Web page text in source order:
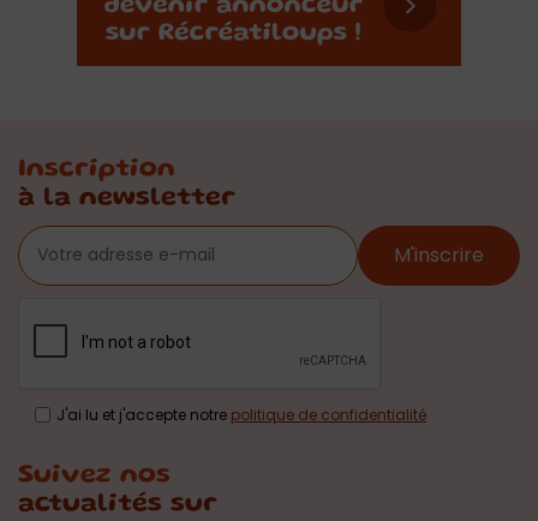
Inscription
à la newsletter
M'inscrire
J'ai lu et j'accepte notre politique de confidentialité
Suivez nos
actualités sur